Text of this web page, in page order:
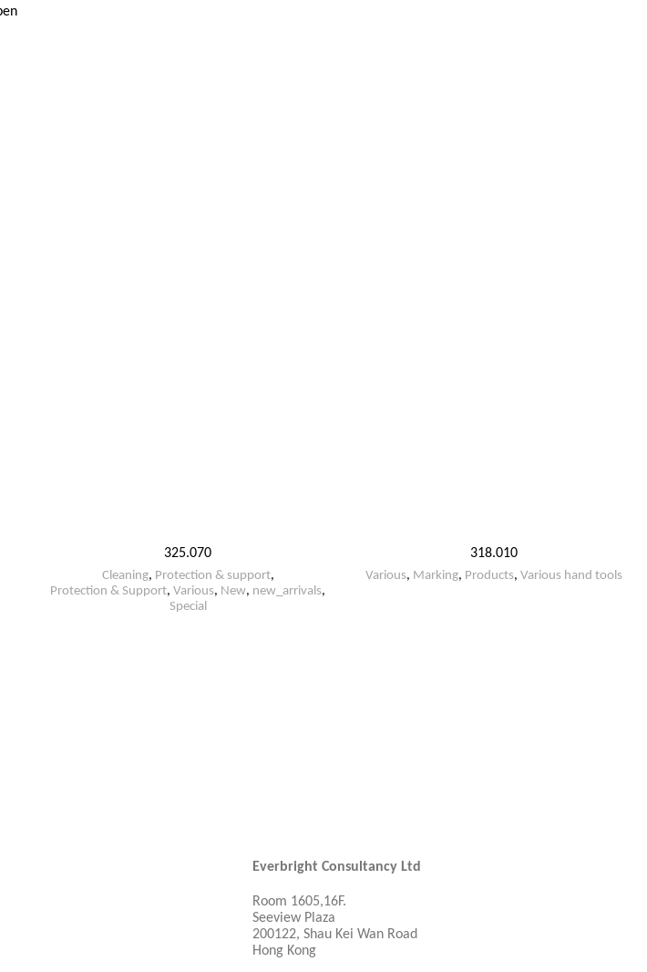
325.070
Cleaning, Protection & support,
Protection & Support, Various, New, new_arrivals,
Special
318.010
Various, Marking, Products, Various hand tools
Everbright Consultancy Ltd
Room 1605,16F.
Seeview Plaza
200122, Shau Kei Wan Road
Hong Kong